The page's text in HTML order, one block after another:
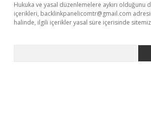
Hukuka ve yasal düzenlemelere aykırı olduğunu
içerikleri, backlinkpanelicomtr@gmail.com
halinde, ilgili içerikler yasal süre içerisinde